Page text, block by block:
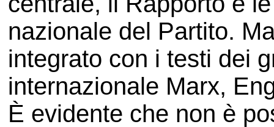
nazionale del Partito.
integrato con i testi dei
internazionale Marx,
È evidente che non è